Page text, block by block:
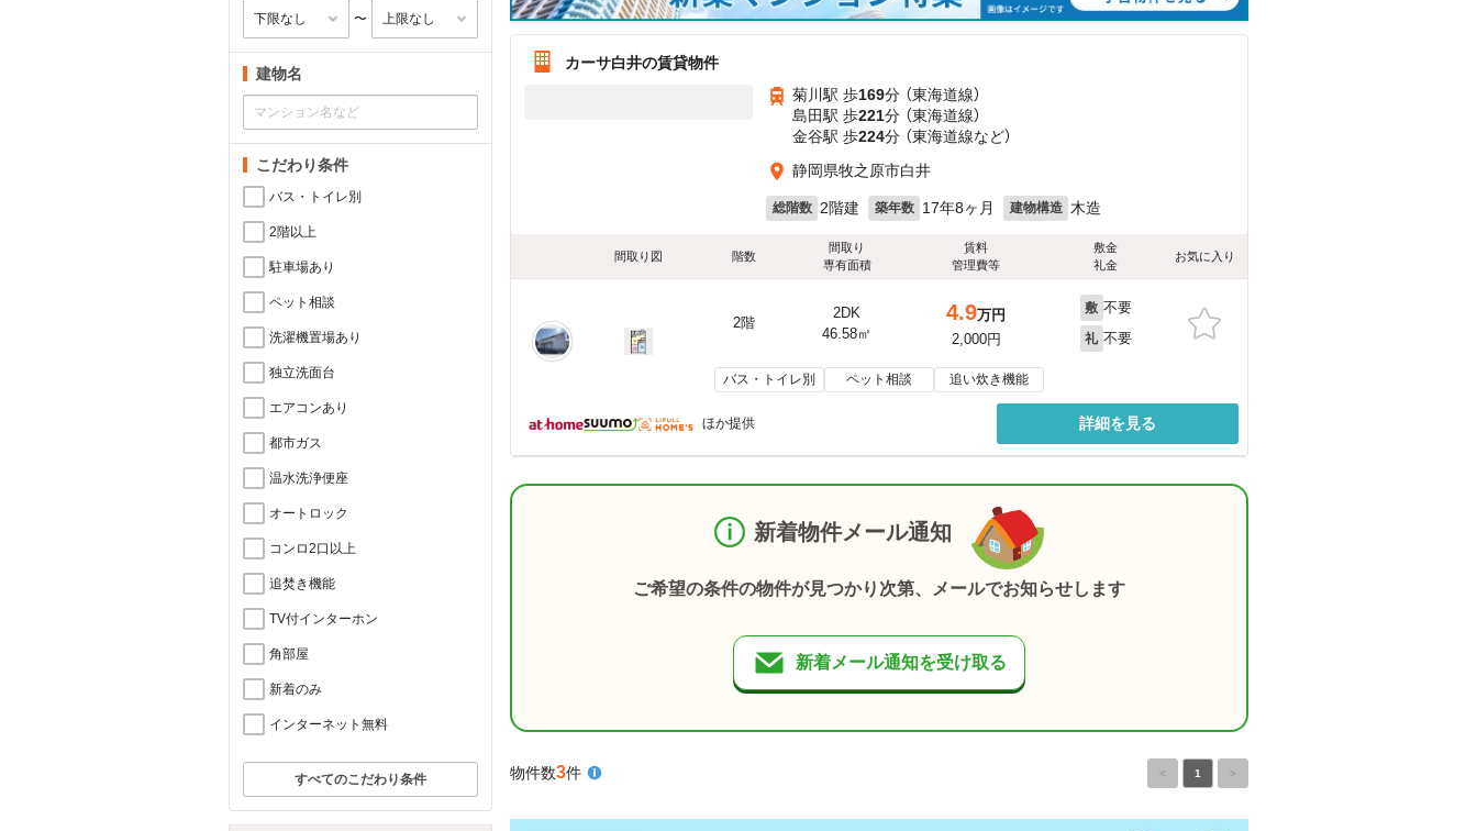
〜
建物名
こだわり条件
バス・トイレ別
2階以上
駐車場あり
ペット相談
洗濯機置場あり
独立洗面台
エアコンあり
都市ガス
温水洗浄便座
オートロック
コンロ2口以上
追焚き機能
TV付インターホン
角部屋
新着のみ
インターネット無料
すべてのこだわり条件
カーサ白井の賃貸物件
菊川駅 歩169分 （東海道線）
島田駅 歩221分 （東海道線）
金谷駅 歩224分 （東海道線など）
静岡県牧之原市白井
総階数 2階建 築年数 17年8ヶ月 建物構造 木造
間取り図 階数
間取り
専有面積
賃料
管理費等
敷金
礼金
お気に入り
2階
2DK
46.58㎡
4.9万円
2,000円
敷 不要
礼 不要
バス・トイレ別 ペット相談 追い炊き機能
ほか提供 詳細を見る
新着物件メール通知
ご希望の条件の物件が見つかり次第、メールでお知らせします
新着メール通知を受け取る
物件数3件 < 1 >